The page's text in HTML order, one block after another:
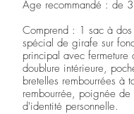
Âge recommandé : de
Comprend : 1 sac à
spécial de girafe sur
principal avec fermeture
doublure intérieure,
bretelles rembourrées à
rembourrée, poignée de
d'identité personnelle.